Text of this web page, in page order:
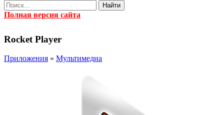
Найти
Полная версия сайта
Rocket Player
Приложения » Мультимедиа